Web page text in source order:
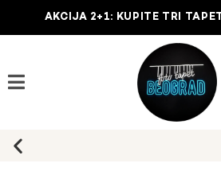
AKCIJA 2+1: KUPITE TRI